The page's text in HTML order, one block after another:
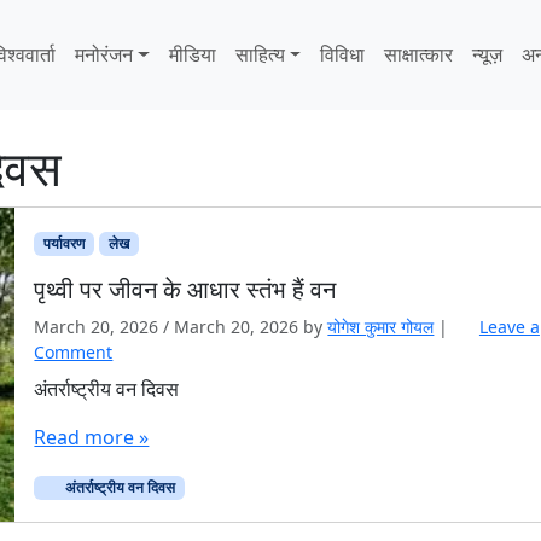
मनोरंजन मीडिया साहित्‍य विविधा साक्षात्‍कार न्यूज़
पर्यावरण लेख
पृथ्वी पर जीवन के आधार स्तंभ हैं वन
March 20, 2026 / March 20, 2026 byयोगेश कुमार गोयल |
Leave a
Comment
अंतर्राष्ट्रीय वन दिवस
Read more »
अंतर्राष्ट्रीय वन दिवस